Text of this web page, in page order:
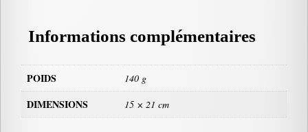
Informations complémentaires
POIDS 140 g
DIMENSIONS 15 × 21 cm